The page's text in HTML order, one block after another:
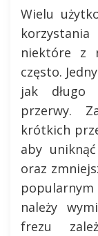
Wielu
niektóre z
często.
jak długo
przerwy.
krótkich
aby
oraz
należy
frezu